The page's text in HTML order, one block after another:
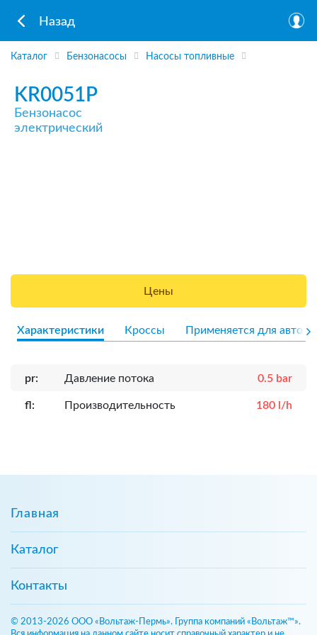
Назад
Каталог Бензонасосы Насосы топливные
KR0051P
Бензонасос
электрический
Цены
Характеристики Кроссы Применяется для авто
pr: Давление потока 0.5 bar
fl: Производительность 180 l/h
Главная
Каталог
Контакты
© 2013-2026 ООО «Вольтаж-Пермь». Группа компаний «Вольтаж™».